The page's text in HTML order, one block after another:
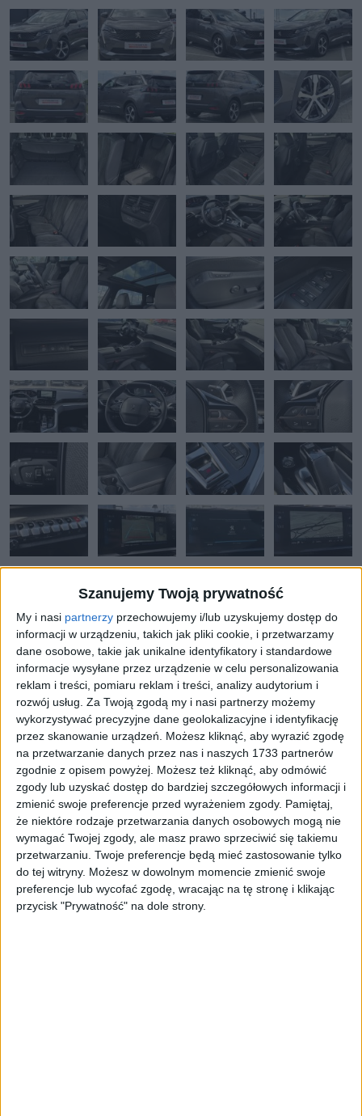
Szanujemy Twoją prywatność
My i nasi partnerzy przechowujemy i/lub uzyskujemy dostęp do
informacji w urządzeniu, takich jak pliki cookie, i przetwarzamy
dane osobowe, takie jak unikalne identyfikatory i standardowe
informacje wysyłane przez urządzenie w celu personalizowania
reklam i treści, pomiaru reklam i treści, analizy audytorium i
rozwój usług. Za Twoją zgodą my i nasi partnerzy możemy
wykorzystywać precyzyjne dane geolokalizacyjne i identyfikację
przez skanowanie urządzeń. Możesz kliknąć, aby wyrazić zgodę
na przetwarzanie danych przez nas i naszych 1733 partnerów
zgodnie z opisem powyżej. Możesz też kliknąć, aby odmówić
zgody lub uzyskać dostęp do bardziej szczegółowych informacji i
zmienić swoje preferencje przed wyrażeniem zgody. Pamiętaj,
że niektóre rodzaje przetwarzania danych osobowych mogą nie
wymagać Twojej zgody, ale masz prawo sprzeciwić się takiemu
przetwarzaniu. Twoje preferencje będą mieć zastosowanie tylko
do tej witryny. Możesz w dowolnym momencie zmienić swoje
preferencje lub wycofać zgodę, wracając na tę stronę i klikając
przycisk "Prywatność" na dole strony.
DANE I WYPOSAŻENIE OPIS DODATKOWY
Numer oferty: AAU04981IE
Rocznik: 2022
Pierwsza rejestracja: 2022-02-10
VIN: VF3M45GFUNS026010
Przebieg: 123 795 km